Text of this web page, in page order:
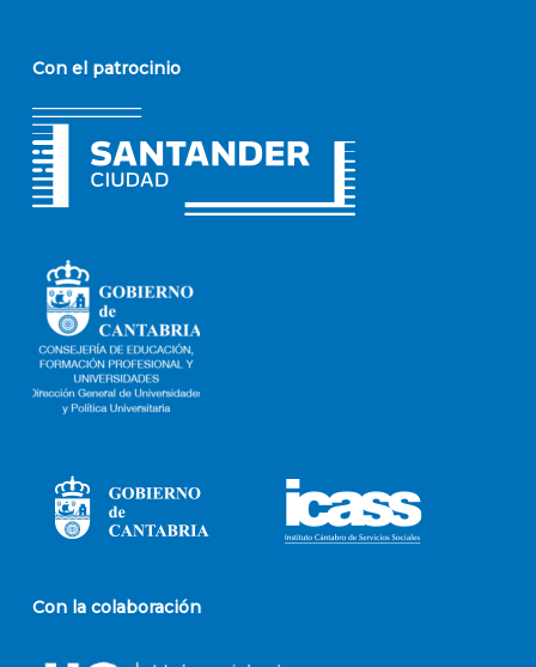
Con el patrocinio
Con la colaboración